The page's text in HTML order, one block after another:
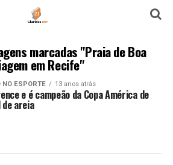
marcadas "Praia de Boa
em Recife"
NO ESPORTE 13 anos atrás
e é campeão da Copa América de
areia